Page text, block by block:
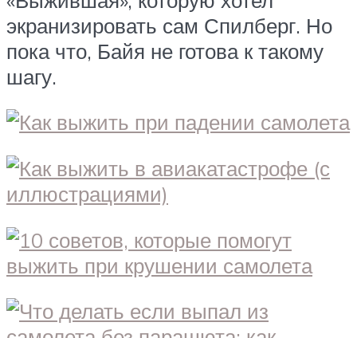
экранизировать сам Спилберг. Но
пока что, Байя не готова к такому
шагу.